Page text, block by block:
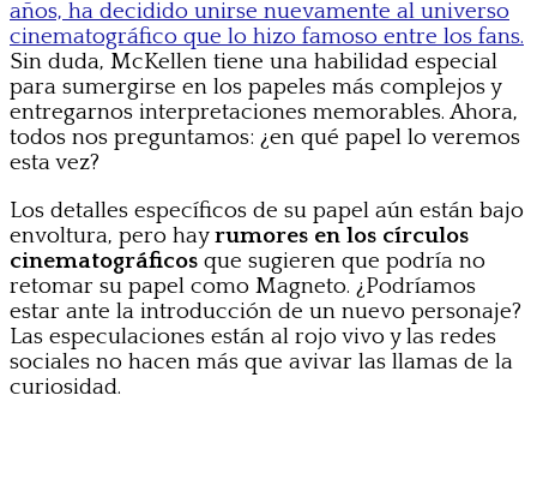
años, ha decidido unirse nuevamente al universo
cinematográfico que lo hizo famoso entre los fans.
Sin duda, McKellen tiene una habilidad especial
para sumergirse en los papeles más complejos y
entregarnos interpretaciones memorables. Ahora,
todos nos preguntamos: ¿en qué papel lo veremos
esta vez?
Los detalles específicos de su papel aún están bajo
envoltura, pero hayrumores en los círculos
cinematográficos que sugieren que podría no
retomar su papel como Magneto. ¿Podríamos
estar ante la introducción de un nuevo personaje?
Las especulaciones están al rojo vivo y las redes
sociales no hacen más que avivar las llamas de la
curiosidad.